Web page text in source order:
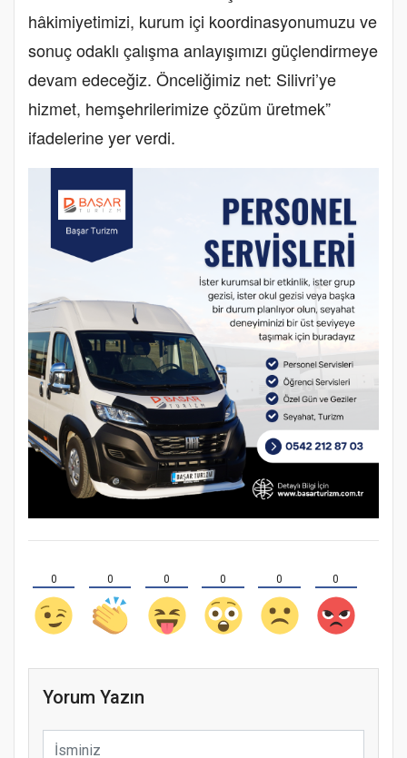
hâkimiyetimizi, kurum içi koordinasyonumuzu ve
sonuç odaklı çalışma anlayışımızı güçlendirmeye
devam edeceğiz. Önceliğimiz net: Silivri’ye
hizmet, hemşehrilerimize çözüm üretmek”
ifadelerine yer verdi.
0 0 0 0 0 0
Yorum Yazın